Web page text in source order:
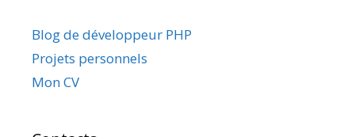
Blog de développeur PHP
Projets personnels
Mon CV